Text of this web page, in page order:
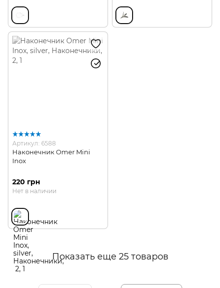
Артикул: 6588
Наконечник Omer Mini
Inox
220 грн
Нет в наличии
Показать еще 25 товаров